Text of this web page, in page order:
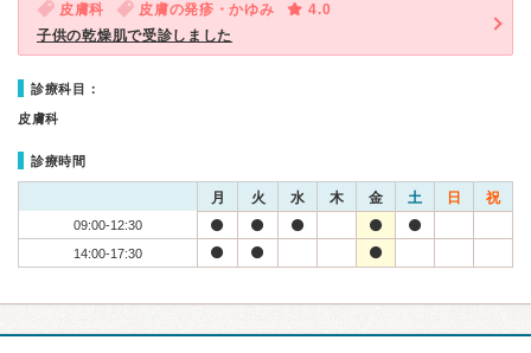
皮膚科 皮膚の発疹・かゆみ
4.0
子供の乾燥肌で受診しました
診療科目：
皮膚科
診療時間
月 火 水 木 金 土 日 祝
09:00-12:30
14:00-17:30